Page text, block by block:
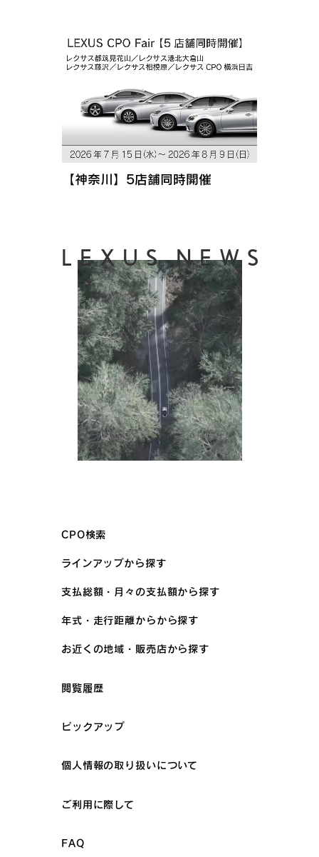
【神奈川】5店舗同時開催
LEXUS NEWS
CPO検索
ラインアップから探す
支払総額・月々の支払額から探す
年式・走行距離からから探す
お近くの地域・販売店から探す
閲覧履歴
ピックアップ
個人情報の取り扱いについて
ご利用に際して
FAQ